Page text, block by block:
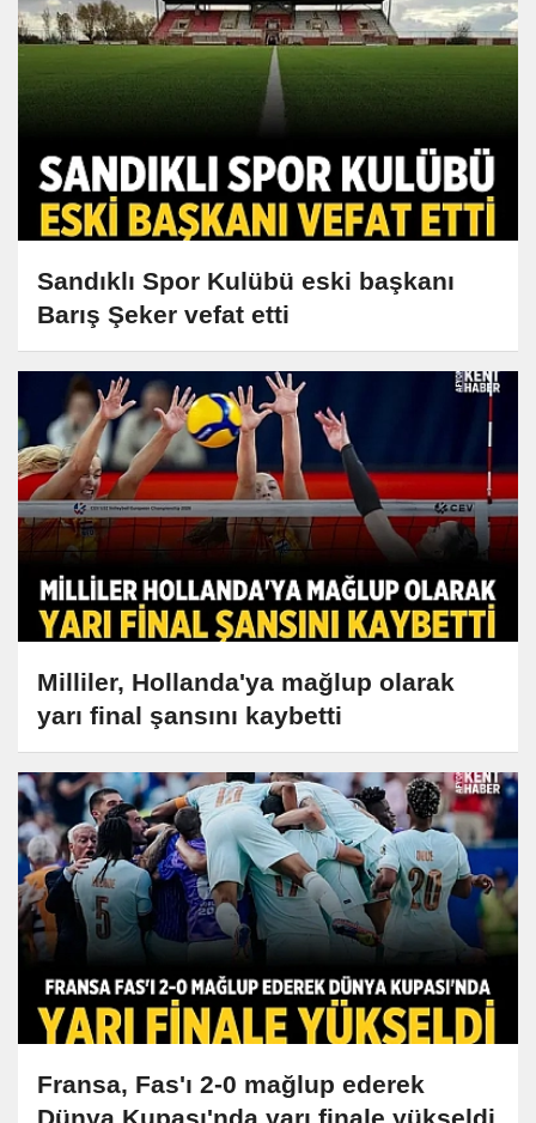
Sandıklı Spor Kulübü eski başkanı
Barış Şeker vefat etti
Milliler, Hollanda'ya mağlup olarak
yarı final şansını kaybetti
Fransa, Fas'ı 2-0 mağlup ederek
Dünya Kupası'nda yarı finale yükseldi